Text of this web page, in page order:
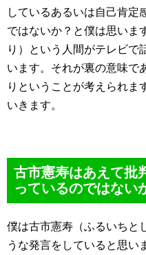
しているあるいは自己肯定
ではないか？と僕は思いま
り）という人間がテレビで
います。それが裏の意味で
りということが考えられま
いきます。
古市憲寿はあえて批
っているのではない
僕は古市憲寿（ふるいちと
うな発言をしていると思い